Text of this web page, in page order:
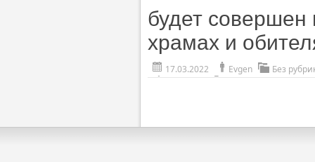
будет совершен
храмах и
17.03.2022 Evgen Без